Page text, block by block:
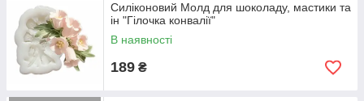
Силіконовий Молд для шоколаду, мастики та
ін "Гілочка конвалії"
В наявності
189 ₴